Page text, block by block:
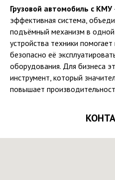
Грузовой автомобиль с КМУ
эффективная система,
подъёмный механизм в
устройства техники
безопасно её
оборудования. Для бизнеса
инструмент, который
повышает